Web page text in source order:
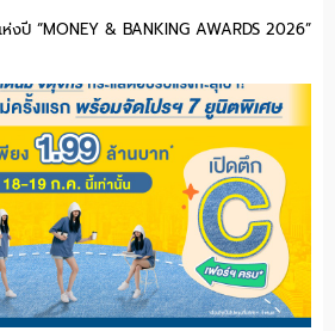
งปี “MONEY & BANKING AWARDS 2026”